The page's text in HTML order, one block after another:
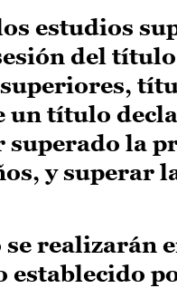
estudios
del
superiores,
un título
la
y superar
se realizarán